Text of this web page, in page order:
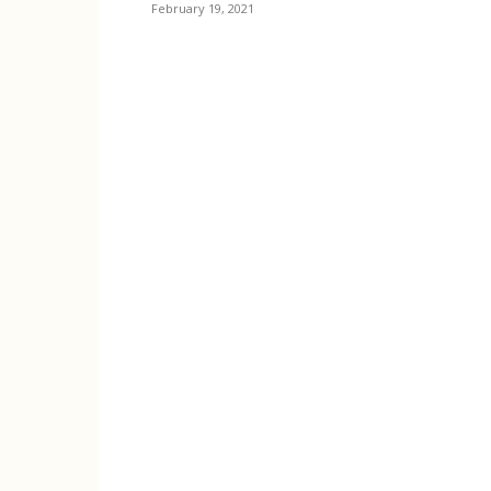
February 19, 2021